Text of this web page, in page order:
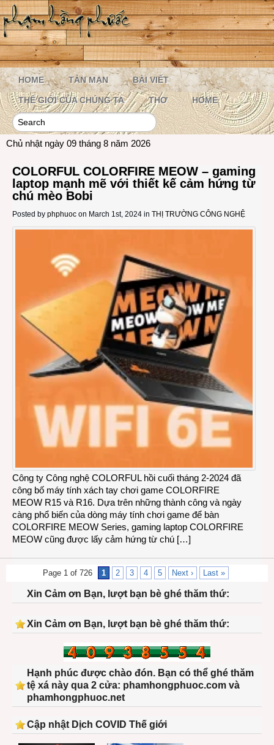
HOME TẢN MẠN BÀI VIẾT
THẾ GIỚI CỦA CHÚNG TA THƠ HOME
Chủ nhật ngày 09 tháng 8 năm 2026
COLORFUL COLORFIRE MEOW – gaming
laptop mạnh mẽ với thiết kế cảm hứng từ
chú mèo Bobi
Posted by phphuoc on March 1st, 2024 in THỊ TRƯỜNG CÔNG NGHỆ
Công ty Công nghệ COLORFUL hồi cuối tháng 2-2024 đã
công bố máy tính xách tay chơi game COLORFIRE
MEOW R15 và R16. Dựa trên những thành công và ngày
càng phổ biến của dòng máy tính chơi game để bàn
COLORFIRE MEOW Series, gaming laptop COLORFIRE
MEOW cũng được lấy cảm hứng từ chú […]
Page 1 of 726 1 2 3 4 5 Next › Last »
Xin Cảm ơn Bạn, lượt bạn bè ghé thăm thứ:
Xin Cảm ơn Bạn, lượt bạn bè ghé thăm thứ:
Hạnh phúc được chào đón. Bạn có thể ghé thăm
tệ xá này qua 2 cửa: phamhongphuoc.com và
phamhongphuoc.net
Cập nhật Dịch COVID Thế giới